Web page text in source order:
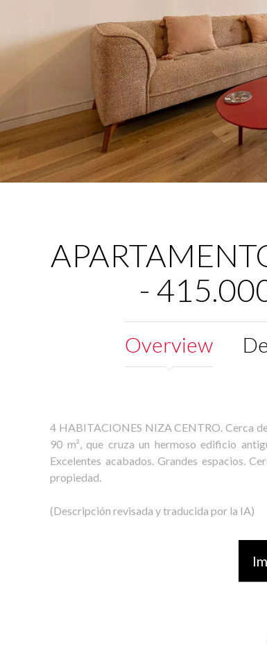
-
Overview
4 HABITACIONES NIZA CENTRO. Cerca
90 m², que cruza un hermoso edificio
Excelentes acabados. Grandes espacios.
propiedad.
(Descripción revisada y traducida por la IA)